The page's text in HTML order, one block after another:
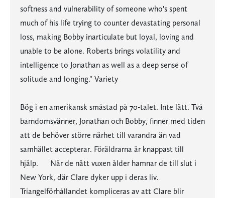
softness and vulnerability of someone who's spent
much of his life trying to counter devastating personal
loss, making Bobby inarticulate but loyal, loving and
unable to be alone. Roberts brings volatility and
intelligence to Jonathan as well as a deep sense of
solitude and longing." Variety
Bög i en amerikansk småstad på 70-talet. Inte lätt. Två
barndomsvänner, Jonathan och Bobby, finner med tiden
att de behöver större närhet till varandra än vad
samhället accepterar. Föräldrarna är knappast till
hjälp. När de nått vuxen ålder hamnar de till slut i
New York, där Clare dyker upp i deras liv.
Triangelförhållandet kompliceras av att Clare blir